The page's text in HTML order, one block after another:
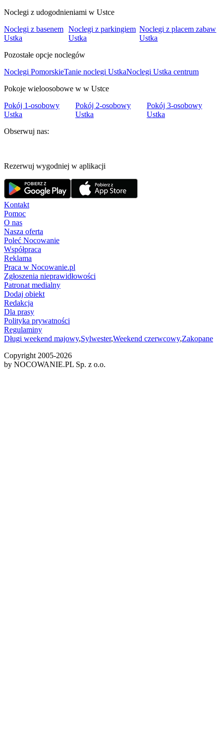
Noclegi z udogodnieniami w Ustce
Noclegi z basenem
Ustka
Noclegi z parkingiem
Ustka
Noclegi z placem zabaw
Ustka
Pozostałe opcje noclegów
Noclegi PomorskieTanie noclegi UstkaNoclegi Ustka centrum
Pokoje wieloosobowe w w Ustce
Pokój 1-osobowy
Ustka
Pokój 2-osobowy
Ustka
Pokój 3-osobowy
Ustka
Obserwuj nas:
Rezerwuj wygodniej w aplikacji
Kontakt
Pomoc
O nas
Nasza oferta
Poleć Nocowanie
Współpraca
Reklama
Praca w Nocowanie.pl
Zgłoszenia nieprawidłowości
Patronat medialny
Dodaj obiekt
Redakcja
Dla prasy
Polityka prywatności
Regulaminy
Długi weekend majowy,Sylwester,Weekend czerwcowy,Zakopane
Copyright 2005-2026
by NOCOWANIE.PL Sp. z o.o.